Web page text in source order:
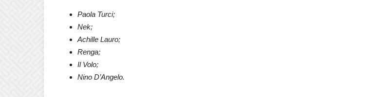
Paola Turci;
Nek;
Achille Lauro;
Renga;
Il Volo;
Nino D’Angelo.